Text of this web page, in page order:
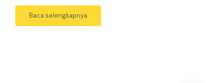
Baca selengkapnya